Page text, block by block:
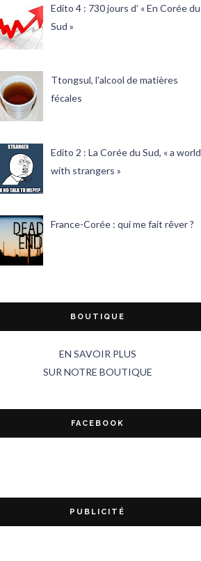
Edito 4 : 730 jours d’ « En Corée du
Sud »
Ttongsul, l'alcool de matières
fécales
Edito 2 : La Corée du Sud, « a world
with strangers »
France-Corée : qui me fait rêver ?
BOUTIQUE
EN SAVOIR PLUS
SUR NOTRE BOUTIQUE
FACEBOOK
PUBLICITÉ